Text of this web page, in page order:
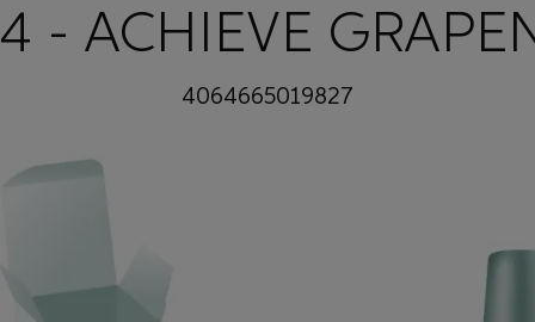
- ACHIEVE
4064665019827